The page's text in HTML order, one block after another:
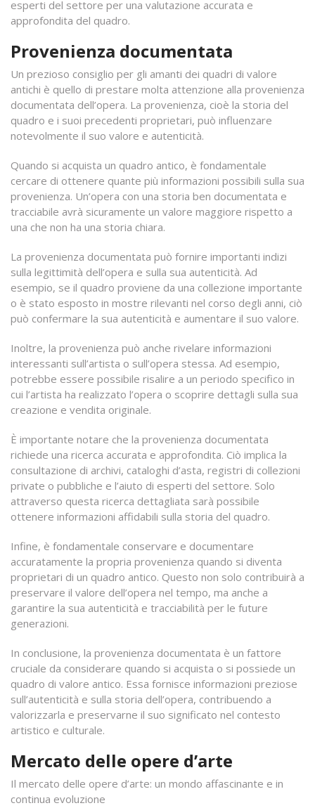
esperti del settore per una valutazione accurata e
approfondita del quadro.
Provenienza documentata
Un prezioso consiglio per gli amanti dei quadri di valore
antichi è quello di prestare molta attenzione alla provenienza
documentata dell’opera. La provenienza, cioè la storia del
quadro e i suoi precedenti proprietari, può influenzare
notevolmente il suo valore e autenticità.
Quando si acquista un quadro antico, è fondamentale
cercare di ottenere quante più informazioni possibili sulla sua
provenienza. Un’opera con una storia ben documentata e
tracciabile avrà sicuramente un valore maggiore rispetto a
una che non ha una storia chiara.
La provenienza documentata può fornire importanti indizi
sulla legittimità dell’opera e sulla sua autenticità. Ad
esempio, se il quadro proviene da una collezione importante
o è stato esposto in mostre rilevanti nel corso degli anni, ciò
può confermare la sua autenticità e aumentare il suo valore.
Inoltre, la provenienza può anche rivelare informazioni
interessanti sull’artista o sull’opera stessa. Ad esempio,
potrebbe essere possibile risalire a un periodo specifico in
cui l’artista ha realizzato l’opera o scoprire dettagli sulla sua
creazione e vendita originale.
È importante notare che la provenienza documentata
richiede una ricerca accurata e approfondita. Ciò implica la
consultazione di archivi, cataloghi d’asta, registri di collezioni
private o pubbliche e l’aiuto di esperti del settore. Solo
attraverso questa ricerca dettagliata sarà possibile
ottenere informazioni affidabili sulla storia del quadro.
Infine, è fondamentale conservare e documentare
accuratamente la propria provenienza quando si diventa
proprietari di un quadro antico. Questo non solo contribuirà a
preservare il valore dell’opera nel tempo, ma anche a
garantire la sua autenticità e tracciabilità per le future
generazioni.
In conclusione, la provenienza documentata è un fattore
cruciale da considerare quando si acquista o si possiede un
quadro di valore antico. Essa fornisce informazioni preziose
sull’autenticità e sulla storia dell’opera, contribuendo a
valorizzarla e preservarne il suo significato nel contesto
artistico e culturale.
Mercato delle opere d’arte
Il mercato delle opere d’arte: un mondo affascinante e in
continua evoluzione